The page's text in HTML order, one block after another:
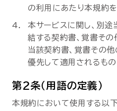
資料ダウンロード
の利用にあたり本規約を
本サービスに関し、別
結する契約書、覚書その
当該契約書、覚書その
優先して適用されるもの
第2条（用語の定義）
本規約において使用する以